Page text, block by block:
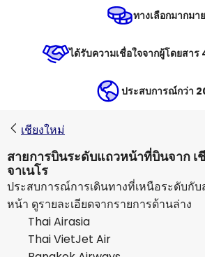
ทางเลือกมากมาย
ได้รับความเชื่อใจจากผู้โดยสา
ประสบการณ์กว่า
เชียงใหม่
สายการบินระดับแถวหน้าที่บินจาก เ
จาเนโร
ประสบการณ์การเดินทางที่เหนือระดับกั
หน้า ดูรายละเอียดจากรายการด้านล่าง
Thai Airasia
Thai VietJet Air